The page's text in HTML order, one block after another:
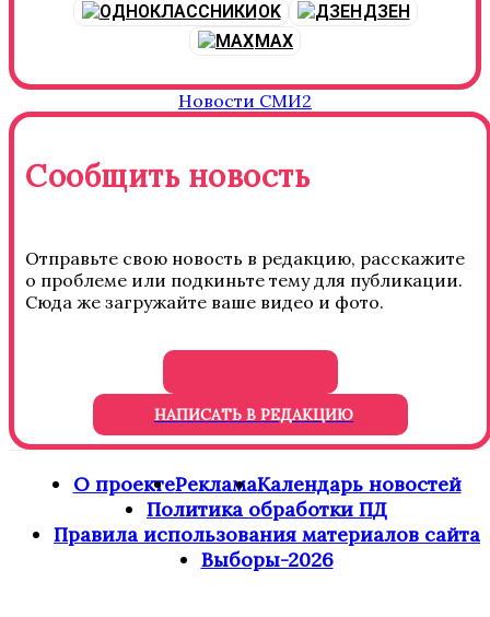
OK
ДЗЕН
MAX
Новости СМИ2
Сообщить новость
Отправьте свою новость в редакцию, расскажите
о проблеме или подкиньте тему для публикации.
Сюда же загружайте ваше видео и фото.
НАПИСАТЬ В РЕДАКЦИЮ
О проектеРекламаКалендарь новостей
Политика обработки ПД
Правила использования материалов сайта
Выборы-2026